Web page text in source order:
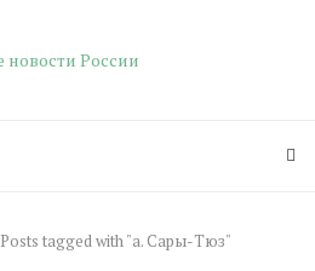
Posts tagged with "а. Сары-Тюз"